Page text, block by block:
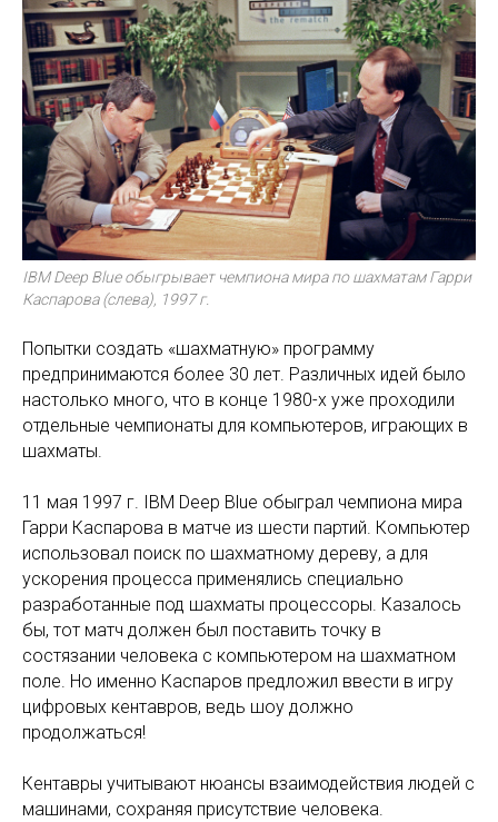
IBM Deep Blue обыгрывает чемпиона мира по шахматам Гарри
Каспарова (слева), 1997 г.
Попытки создать «шахматную» программу
предпринимаются более 30 лет. Различных идей было
настолько много, что в конце 1980-х уже проходили
отдельные чемпионаты для компьютеров, играющих в
шахматы.
11 мая 1997 г. IBM Deep Blue обыграл чемпиона мира
Гарри Каспарова в матче из шести партий. Компьютер
использовал поиск по шахматному дереву, а для
ускорения процесса применялись специально
разработанные под шахматы процессоры. Казалось
бы, тот матч должен был поставить точку в
состязании человека с компьютером на шахматном
поле. Но именно Каспаров предложил ввести в игру
цифровых кентавров, ведь шоу должно
продолжаться!
Кентавры учитывают нюансы взаимодействия людей с
машинами, сохраняя присутствие человека.